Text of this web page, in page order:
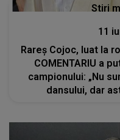
Stiri
11
Rareș Cojoc, luat la
COMENTARIU a
campionului: „Nu
dansului, dar